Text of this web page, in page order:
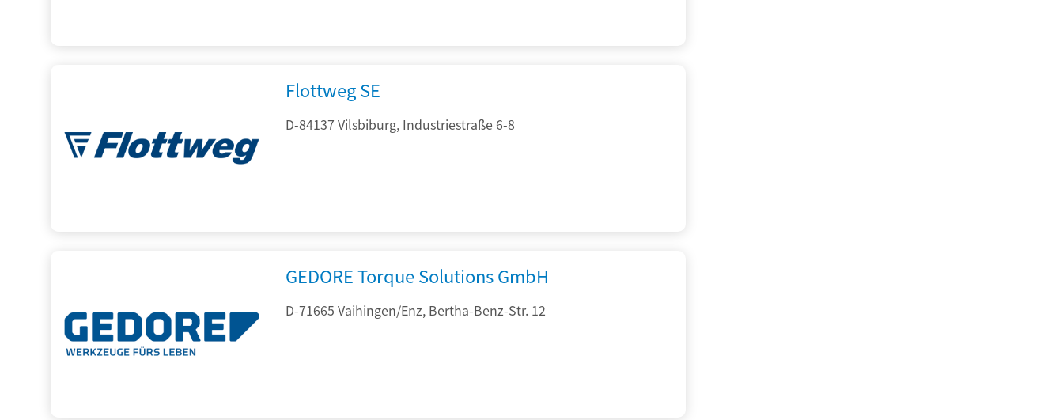
Flottweg SE
D-84137 Vilsbiburg, Industriestraße 6-8
GEDORE Torque Solutions GmbH
D-71665 Vaihingen/Enz, Bertha-Benz-Str. 12